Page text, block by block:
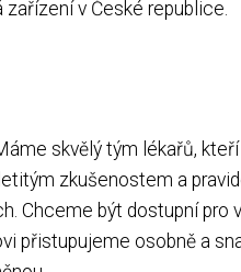
v České republice.
skvělý tým lékařů,
zkušenostem a
Chceme být dostupní pro
přistupujeme osobně a